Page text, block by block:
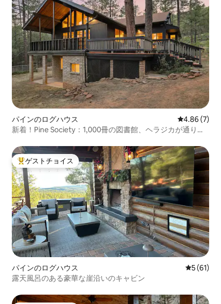
パインのログハウス レビュー7
4.86 (7)
新着！Pine Society：1,000冊の図書館、ヘラジカが通り過
大好評のゲストチョイスです。
ゲストチョイス
パインのログハウス レビュー
5 (61)
露天風呂のある豪華な崖沿いのキャビン